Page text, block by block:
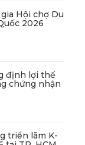
Hội chợ Du
2026
định lợi thế
chứng nhận
triển lãm K-